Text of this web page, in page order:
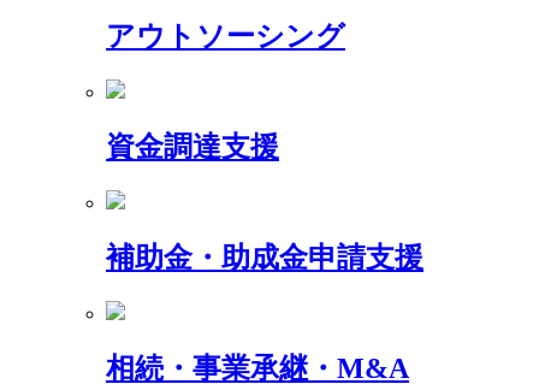
アウトソーシング
資金調達支援
補助金・助成金申請支援
相続・事業承継・M&A